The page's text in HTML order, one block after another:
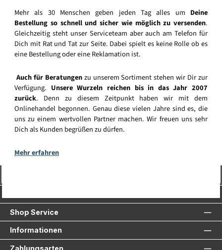
Mehr als 30 Menschen geben jeden Tag alles um Deine
Bestellung so schnell und sicher wie möglich zu versenden.
Gleichzeitig steht unser Serviceteam aber auch am Telefon für
Dich mit Rat und Tat zur Seite. Dabei spielt es keine Rolle ob es
eine Bestellung oder eine Reklamation ist.
Auch für Beratungenzu unserem Sortiment stehen wir Dir zur
Verfügung. Unsere Wurzeln reichen bis in das Jahr 2007
zurück. Denn zu diesem Zeitpunkt haben wir mit dem
Onlinehandel begonnen. Genau diese vielen Jahre sind es, die
uns zu einem wertvollen Partner machen. Wir freuen uns sehr
Dich als Kunden begrüßen zu dürfen.
Mehr erfahren
Shop Service
Informationen
Zahlungsarten